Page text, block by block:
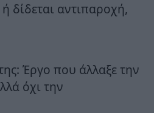
δίδεται αντιπαροχή,
Έργο που άλλαξε την
όχι την